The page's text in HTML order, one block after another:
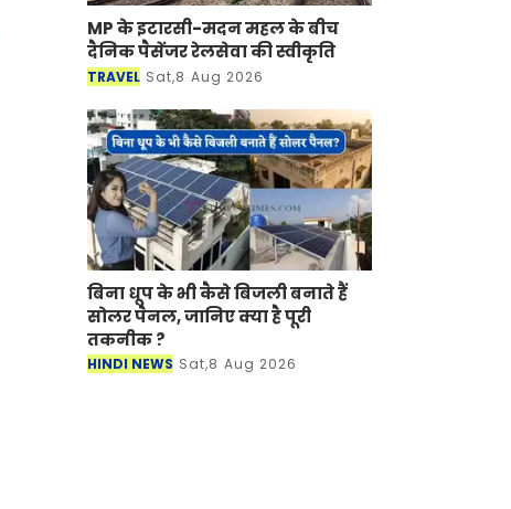
MP के इटारसी-मदन महल के बीच
दैनिक पैसेंजर रेलसेवा की स्वीकृति
TRAVEL Sat,8 Aug 2026
बिना धूप के भी कैसे बिजली बनाते हैं
सोलर पैनल, जानिए क्या है पूरी
तकनीक ?
HINDI NEWS Sat,8 Aug 2026